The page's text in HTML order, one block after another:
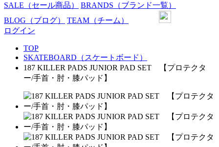
SALE （セール商品） BRANDS （ブランド一覧）
BLOG （ブログ） TEAM （チーム）
ログイン
TOP
SKATEBOARD（スケートボード）
187 KILLER PADS JUNIOR PAD SET 【プロテクタ
ー/手首・肘・膝パッド】